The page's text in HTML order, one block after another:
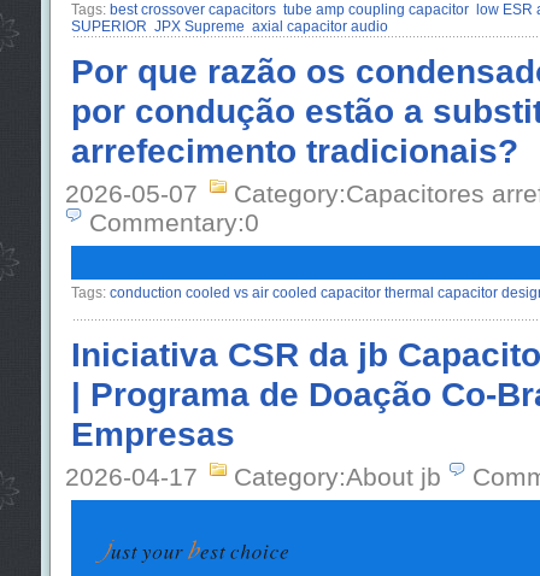
Tags: best crossover capacitors tube amp coupling capacitor
low ESR
SUPERIOR JPX Supreme axial capacitor audio
Por que razão os
por condução estão a
arrefecimento tradicionais?
2026-05-07
Category:Capacitores
Commentary:0
Tags: conduction cooled vs air cooled capacitor thermal capacitor
Iniciativa CSR da jb
| Programa de Doação Co-
Empresas
2026-04-17 Category:About jb